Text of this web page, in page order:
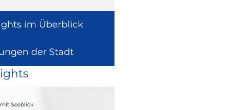
im Überblick
der Stadt
Seeblick!